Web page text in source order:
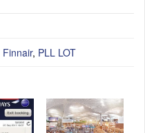
Finnair, PLL LOT